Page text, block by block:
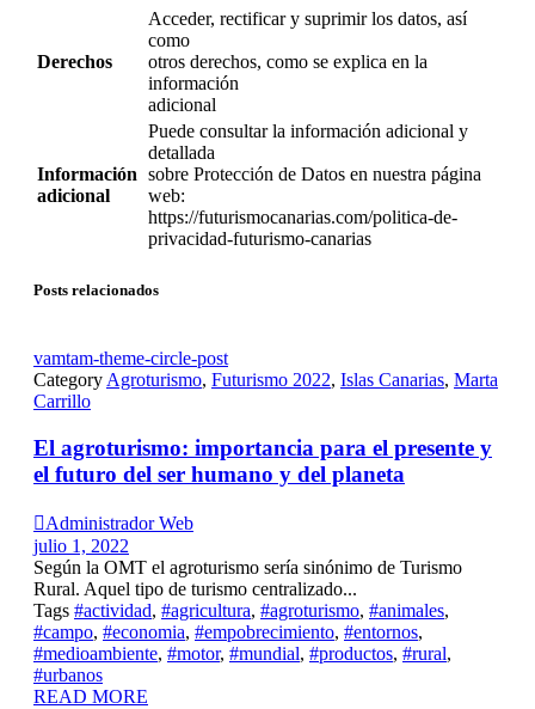
Derechos
Acceder, rectificar y suprimir los datos, así
como
otros derechos, como se explica en la
información
adicional
Información
adicional
Puede consultar la información adicional y
detallada
sobre Protección de Datos en nuestra página
web:
https://futurismocanarias.com/politica-de-
privacidad-futurismo-canarias
Posts relacionados
vamtam-theme-circle-post
Category Agroturismo, Futurismo 2022, Islas Canarias, Marta
Carrillo
El agroturismo: importancia para el presente y
el futuro del ser humano y del planeta
Administrador Web
julio 1, 2022
Según la OMT el agroturismo sería sinónimo de Turismo
Rural. Aquel tipo de turismo centralizado...
Tags #actividad, #agricultura, #agroturismo, #animales,
#campo, #economia, #empobrecimiento, #entornos,
#medioambiente, #motor, #mundial, #productos, #rural,
#urbanos
READ MORE